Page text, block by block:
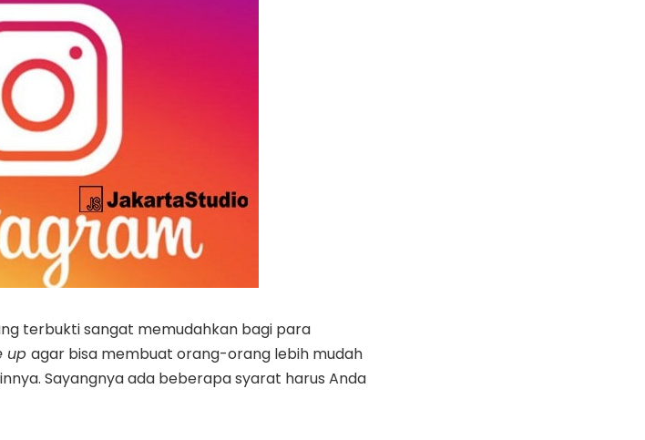
terbukti sangat memudahkan bagi para
up agar bisa membuat orang-orang lebih mudah
Sayangnya ada beberapa syarat harus Anda